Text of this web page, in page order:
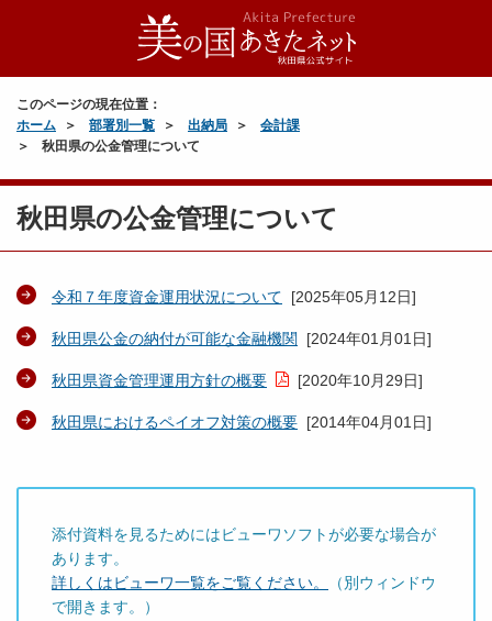
このページの現在位置：
ホーム
部署別一覧 出納局
会計課
秋田県の公金管理について
秋田県の公金管理について
令和７年度資金運用状況について [2025年05月12日]
秋田県公金の納付が可能な金融機関 [2024年01月01日]
秋田県資金管理運用方針の概要 [2020年10月29日]
秋田県におけるペイオフ対策の概要 [2014年04月01日]
添付資料を見るためにはビューワソフトが必要な場合が
あります。
詳しくはビューワ一覧をご覧ください。
（別ウィンドウ
で開きます。）